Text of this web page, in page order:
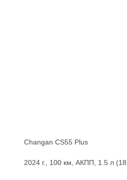
Changan CS55 Plus
2024 г., 100 км, АКПП, 1.5 л